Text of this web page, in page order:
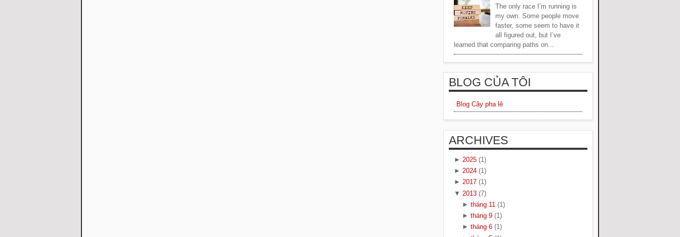
The only race I’m running is
my own. Some people move
faster, some seem to have it
all figured out, but I’ve
learned that comparing paths on...
BLOG CỦA TÔI
Blog Cây pha lê
ARCHIVES
► 2025 (1)
► 2024 (1)
► 2017 (1)
▼ 2013 (7)
► tháng 11 (1)
► tháng 9 (1)
► tháng 6 (1)